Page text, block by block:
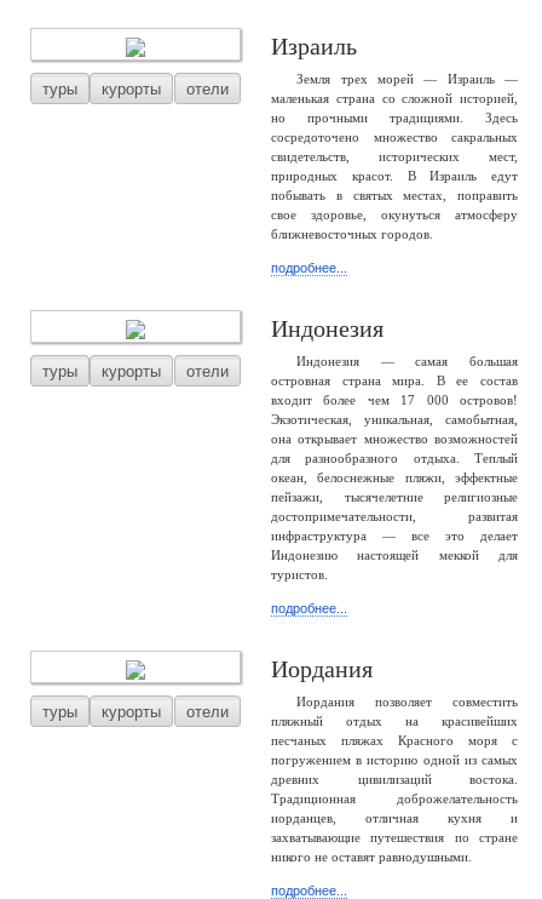
туры курорты отели
Израиль
Земля трех морей — Израиль —
маленькая страна со сложной историей,
но прочными традициями. Здесь
сосредоточено множество сакральных
свидетельств, исторических мест,
природных красот. В Израиль едут
побывать в святых местах, поправить
свое здоровье, окунуться атмосферу
ближневосточных городов.
подробнее...
туры курорты отели
Индонезия
Индонезия — самая большая
островная страна мира. В ее состав
входит более чем 17 000 островов!
Экзотическая, уникальная, самобытная,
она открывает множество возможностей
для разнообразного отдыха. Теплый
океан, белоснежные пляжи, эффектные
пейзажи, тысячелетние религиозные
достопримечательности, развитая
инфраструктура — все это делает
Индонезию настоящей меккой для
туристов.
подробнее...
туры курорты отели
Иордания
Иордания позволяет совместить
пляжный отдых на красивейших
песчаных пляжах Красного моря с
погружением в историю одной из самых
древних цивилизаций востока.
Традиционная доброжелательность
иорданцев, отличная кухня и
захватывающие путешествия по стране
никого не оставят равнодушными.
подробнее...